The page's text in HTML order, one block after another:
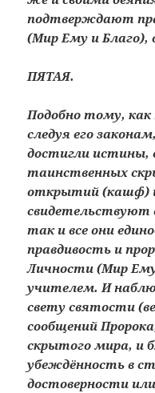
подтверждают
(Мир Ему и Благо),
ПЯТАЯ.
Подобно тому,
следуя его
достигли истины,
таинственных
открытий (кашф)
свидетельствуют
так и все они
правдивость и
Личности (Мир
учителем. И
свету святости
сообщений
скрытого мира, и
убеждённость в
достоверности